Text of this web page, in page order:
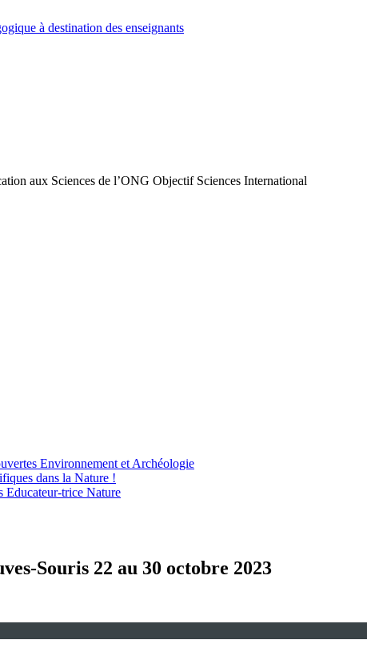
à destination des enseignants
aux Sciences de l’ONG Objectif Sciences International
Environnement et Archéologie
dans la Nature !
trice Nature
Souris 22 au 30 octobre 2023